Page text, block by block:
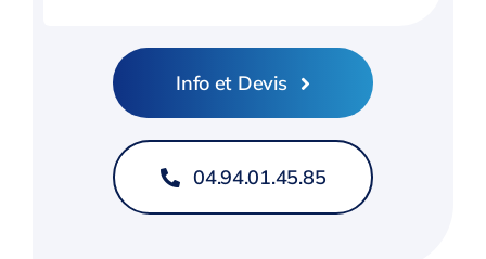
Info et Devis
04.94.01.45.85